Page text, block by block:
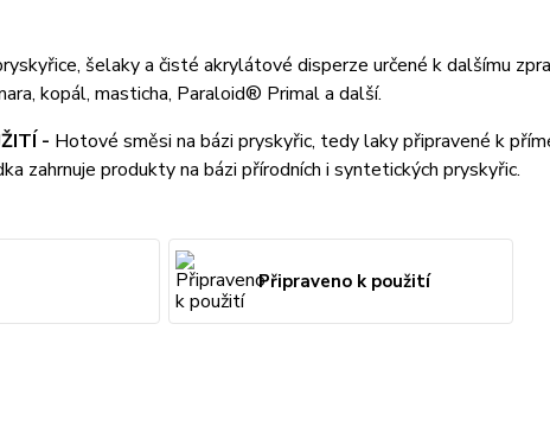
šelaky a čisté akrylátové disperze určené k dalšímu
kopál, masticha, Paraloid® Primal a další.
- Hotové směsi na bázi pryskyřic, tedy laky připravené k
zahrnuje produkty na bázi přírodních i syntetických pryskyřic.
Připraveno k použití